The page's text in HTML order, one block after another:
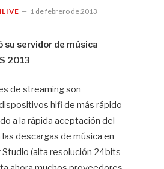
1 de febrero de 2013
servidor de música
2013
de streaming son
hifi de más rápido
a la rápida aceptación del
las descargas de música en
(alta resolución 24bits-